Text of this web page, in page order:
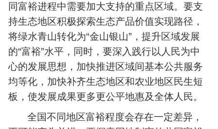
同富裕进程中需要加大支持的重点区域。要支
持生态地区积极探索生态产品价值实现路径，
将绿水青山转化为“金山银山”，提升区域发展
的“富裕”水平，同时，要深入践行以人民为中
心的发展思想，加快推进区域间基本公共服务
均等化，加快补齐生态地区和农业地区民生短
板，使发展成果更多更公平地惠及全体人民。
全国不同地区富裕程度会存在一定差异，